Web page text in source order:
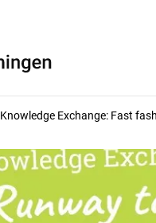
Knowledge Exchange: Fast